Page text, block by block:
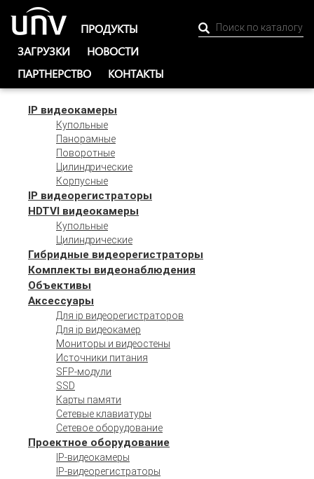
ПРОДУКТЫ
ЗАГРУЗКИ
НОВОСТИ
ПАРТНЕРСТВО
КОНТАКТЫ
IP видеокамеры
Купольные
Панорамные
Поворотные
Цилиндрические
Корпусные
IP видеорегистраторы
HDTVI видеокамеры
Купольные
Цилиндрические
Гибридные видеорегистраторы
Комплекты видеонаблюдения
Объективы
Аксессуары
Для ip видеорегистраторов
Для ip видеокамер
Мониторы и видеостены
Источники питания
SFP-модули
SSD
Карты памяти
Сетевые клавиатуры
Сетевое оборудование
Проектное оборудование
IP-видеокамеры
IP-видеорегистраторы